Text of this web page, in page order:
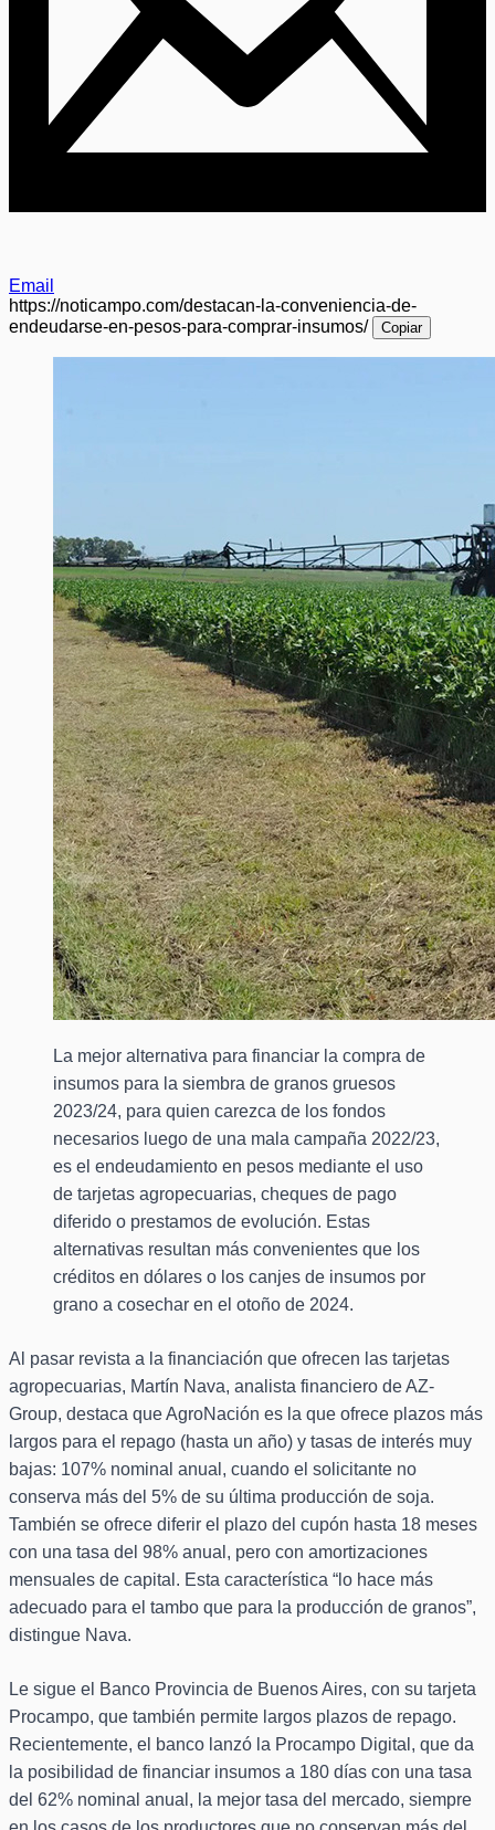
Email
https://noticampo.com/destacan-la-conveniencia-de-
endeudarse-en-pesos-para-comprar-insumos/
Copiar
La mejor alternativa para financiar la compra de
insumos para la siembra de granos gruesos
2023/24, para quien carezca de los fondos
necesarios luego de una mala campaña 2022/23,
es el endeudamiento en pesos mediante el uso
de tarjetas agropecuarias, cheques de pago
diferido o prestamos de evolución. Estas
alternativas resultan más convenientes que los
créditos en dólares o los canjes de insumos por
grano a cosechar en el otoño de 2024.
Al pasar revista a la financiación que ofrecen las tarjetas
agropecuarias, Martín Nava, analista financiero de AZ-
Group, destaca que AgroNación es la que ofrece plazos más
largos para el repago (hasta un año) y tasas de interés muy
bajas: 107% nominal anual, cuando el solicitante no
conserva más del 5% de su última producción de soja.
También se ofrece diferir el plazo del cupón hasta 18 meses
con una tasa del 98% anual, pero con amortizaciones
mensuales de capital. Esta característica “lo hace más
adecuado para el tambo que para la producción de granos”,
distingue Nava.
Le sigue el Banco Provincia de Buenos Aires, con su tarjeta
Procampo, que también permite largos plazos de repago.
Recientemente, el banco lanzó la Procampo Digital, que da
la posibilidad de financiar insumos a 180 días con una tasa
del 62% nominal anual, la mejor tasa del mercado, siempre